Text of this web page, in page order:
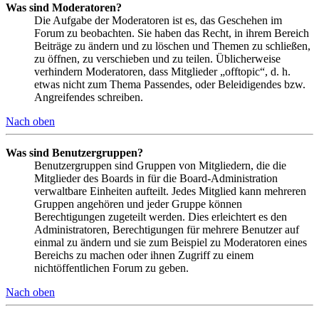
Was sind Moderatoren?
Die Aufgabe der Moderatoren ist es, das Geschehen im
Forum zu beobachten. Sie haben das Recht, in ihrem Bereich
Beiträge zu ändern und zu löschen und Themen zu schließen,
zu öffnen, zu verschieben und zu teilen. Üblicherweise
verhindern Moderatoren, dass Mitglieder „offtopic“, d. h.
etwas nicht zum Thema Passendes, oder Beleidigendes bzw.
Angreifendes schreiben.
Nach oben
Was sind Benutzergruppen?
Benutzergruppen sind Gruppen von Mitgliedern, die die
Mitglieder des Boards in für die Board-Administration
verwaltbare Einheiten aufteilt. Jedes Mitglied kann mehreren
Gruppen angehören und jeder Gruppe können
Berechtigungen zugeteilt werden. Dies erleichtert es den
Administratoren, Berechtigungen für mehrere Benutzer auf
einmal zu ändern und sie zum Beispiel zu Moderatoren eines
Bereichs zu machen oder ihnen Zugriff zu einem
nichtöffentlichen Forum zu geben.
Nach oben